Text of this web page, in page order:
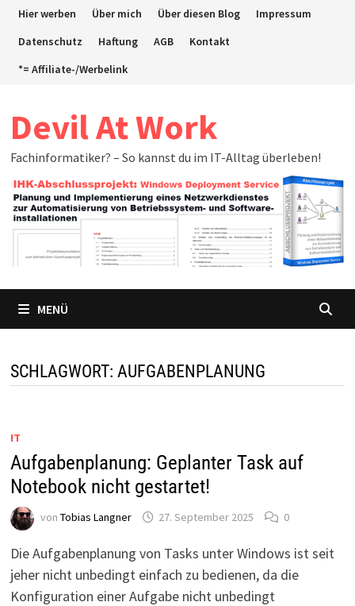
ZumHier werben Über mich Über diesen Blog
Impressum
Datenschutz
Haftung AGB
Kontakt
*= Affiliate-/Werbelink
Devil At Work
Fachinformatiker? – So kannst du im IT-Alltag überleben!
MENÜ
SCHLAGWORT: AUFGABENPLANUNG
IT
Aufgabenplanung: Geplanter Task auf
Notebook nicht gestartet!
von Tobias Langner 27. September 2025 0
Die Aufgabenplanung von Tasks unter Windows ist seit
jeher nicht unbedingt einfach zu bedienen, da die
Konfiguration einer Aufgabe nicht unbedingt